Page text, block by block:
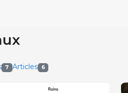
7 Articles 6